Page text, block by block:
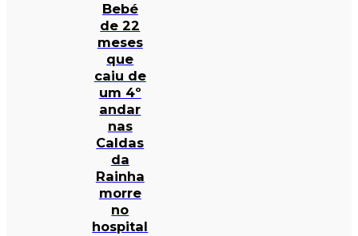
Bebé
de 22
meses
que
caiu de
um 4º
andar
nas
Caldas
da
Rainha
morre
no
hospital